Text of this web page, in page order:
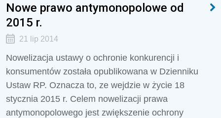
Nowe prawo antymonopolowe od
2015 r.
21 lip 2014
Nowelizacja ustawy o ochronie konkurencji i
konsumentów została opublikowana w Dzienniku
Ustaw RP. Oznacza to, ze wejdzie w życie 18
stycznia 2015 r. Celem nowelizacji prawa
antymonopolowego jest zwiększenie ochrony